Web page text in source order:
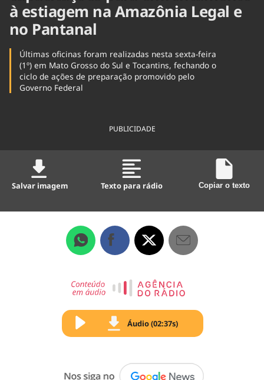
à estiagem na Amazônia Legal e
no Pantanal
Últimas oficinas foram realizadas nesta sexta-feira
(1º) em Mato Grosso do Sul e Tocantins, fechando o
ciclo de ações de preparação promovido pelo
Governo Federal
PUBLICIDADE
Salvar imagem Texto para rádio Copiar o texto
Áudio (02:37s)